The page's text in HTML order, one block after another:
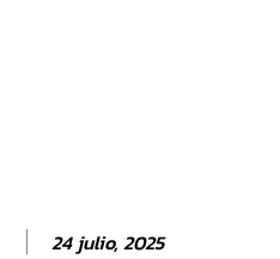
24 julio, 2025